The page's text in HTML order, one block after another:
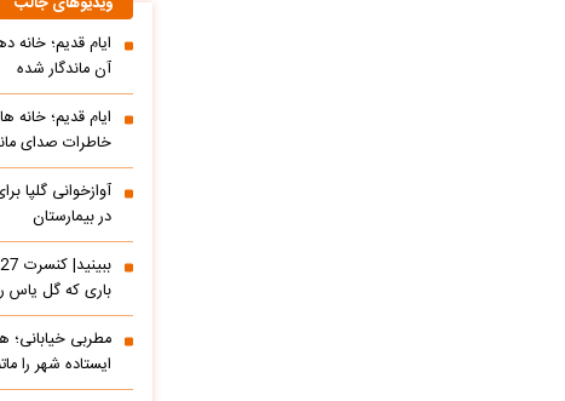
ایام قدیم؛
آن ماندگار شده
ایام قدیم؛ خانه
خاطرات صدای
آوازخوانی گلپا
در بیمارستان
باری که گل یاس
مطربی خیابانی؛
ایستاده شهر را